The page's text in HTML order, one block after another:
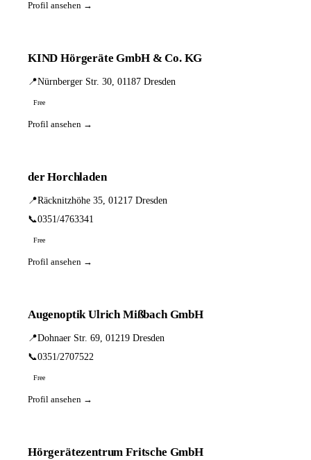
Profil ansehen →
KIND Hörgeräte GmbH & Co. KG
📍Nürnberger Str. 30, 01187 Dresden
Free
Profil ansehen →
der Horchladen
📍Räcknitzhöhe 35, 01217 Dresden
📞0351/4763341
Free
Profil ansehen →
Augenoptik Ulrich Mißbach GmbH
📍Dohnaer Str. 69, 01219 Dresden
📞0351/2707522
Free
Profil ansehen →
Hörgerätezentrum Fritsche GmbH